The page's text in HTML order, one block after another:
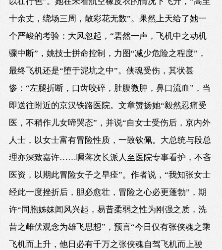
十余丈，绕场三周，散彩花无数”。果然上天给了她一
个严峻的考验：大风忽起，“砉然一声，飞机中之动机
骤中断”，姚技士拼命控制，力图“减少危险之程度”，
最终飞机还是“堕于泥坑之中”。侠魂受伤，其状甚
惨：“左腿折断，口齿咬碎，肚腹微肿，鼻口流血”，当
即送往附近的京汉铁路医院。文章赞扬她“毅然忍痛受
医，不稍作儿女啼哭态”，并说“自女士受伤后，京内外
人士，以女士富有冒险性质，一致钦佩。大总统与段总
理亦深致嘉许……嘱蒋次长派人至医院专事看护，不吝
医资，以期此冒险女子之早痊”。作者说，“我知张女士
经此一度挫折后，胆必愈壮，冒险之心必更蓬勃”，期
许“同胞姊妹闻风兴起，易昔柔弱之性为刚强之质，洗
昔之雌伏观念为雄飞思想”，预言“今日仅有张侠魂之乘
飞机而上升，他日必有千万之张侠魂自驾飞机而上驶